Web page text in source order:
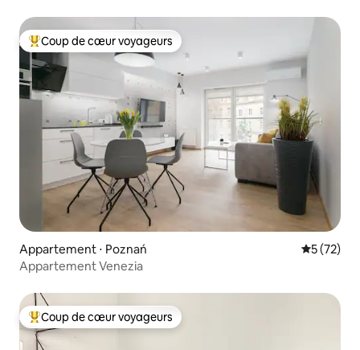
Coups de cœur voyageurs les plus appréciés
Coup de cœur voyageurs
Appartement ⋅ Poznań
5 (72)
Appartement Venezia
Coups de cœur voyageurs les plus appréciés
Coup de cœur voyageurs